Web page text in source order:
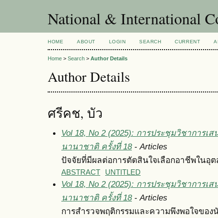
National & International
HOME ABOUT LOGIN SEARCH CURRENT
Home > Search > Author Details
Author Details
ศรีคช, บัว
Vol 18, No 2 (2025): การประชุมวิชาการเ
นานาชาติ ครั้งที่ 18- Articles
ปัจจัยที่มีผลต่อการตัดสินใจเลือกอาชีพในอุ
ABSTRACT UNTITLED
Vol 18, No 2 (2025): การประชุมวิชาการเ
นานาชาติ ครั้งที่ 18- Articles
การสำรวจพฤติกรรมและความพึงพอใจขอ